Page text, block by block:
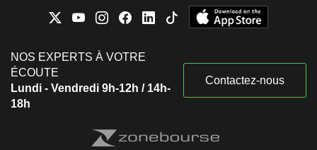
NOS EXPERTS À VOTRE
ÉCOUTE
Lundi - Vendredi 9h-12h / 14h-
18h
Contactez-nous